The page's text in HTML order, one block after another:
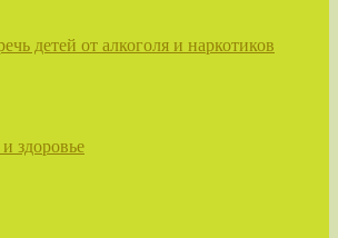
детей от алкоголя и наркотиков
здоровье